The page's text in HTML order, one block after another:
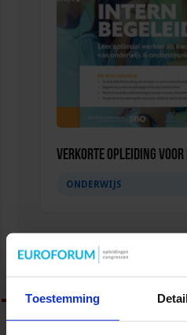
Toestemming
Verkorte opleiding voor
ONDERWIJS
tweet